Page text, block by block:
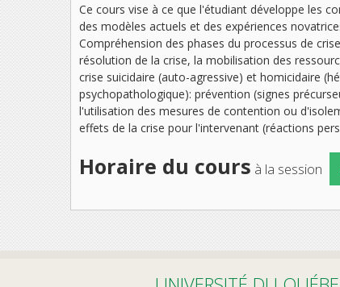
Ce cours vise à ce que l'étudiant développe les
des modèles actuels et des expériences
Compréhension des phases du processus de
résolution de la crise, la mobilisation des
crise suicidaire (auto-agressive) et homicidaire
psychopathologique): prévention (signes
l'utilisation des mesures de contention ou
effets de la crise pour l'intervenant (réactions
Horaire du cours à la session